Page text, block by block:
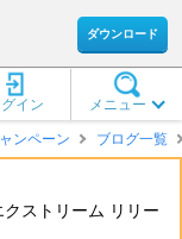
ダウンロード
メニュー
グイン
ンペーン ブログ一覧
クストリーム リリー